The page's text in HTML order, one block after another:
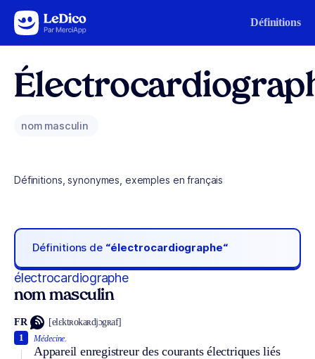
Aller au contenu Définitions
nom masculin
Définitions, synonymes, exemples en français
Définitions de “électrocardiographe“
électrocardiographe
nom masculin
FR [elɛktʀokaʀdjɔgʀaf]
Médecine.
Appareil enregistreur des courants électriques liés
1